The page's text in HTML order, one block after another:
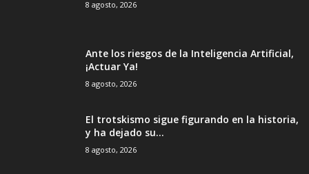
8 agosto, 2026
Ante los riesgos de la Inteligencia Artificial,
¡Actuar Ya!
8 agosto, 2026
El trotskismo sigue figurando en la historia,
y ha dejado su...
8 agosto, 2026